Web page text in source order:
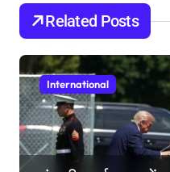
o
n
Related Posts
International